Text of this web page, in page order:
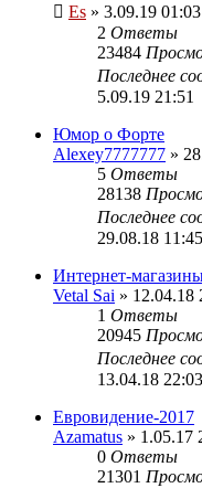
Es » 3.09.19 01:03
2 Ответы
23484
Последнее
5.09.19 21:51
Юмор о Форте
Alexey7777777 »
5 Ответы
28138
Последнее
29.08.18 11:45
Интернет-
Vetal Sai » 12.04.18
1 Ответы
20945
Последнее
13.04.18 22:03
Евровидение-2017
Azamatus » 1.05.17
0 Ответы
21301